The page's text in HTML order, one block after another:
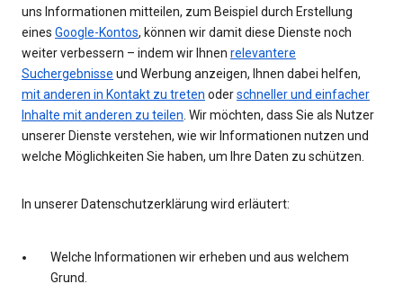
uns Informationen mitteilen, zum Beispiel durch Erstellung
eines Google-Kontos, können wir damit diese Dienste noch
weiter verbessern – indem wir Ihnen relevantere
Suchergebnisse und Werbung anzeigen, Ihnen dabei helfen,
mit anderen in Kontakt zu treten oderschneller und einfacher
Inhalte mit anderen zu teilen. Wir möchten, dass Sie als Nutzer
unserer Dienste verstehen, wie wir Informationen nutzen und
welche Möglichkeiten Sie haben, um Ihre Daten zu schützen.
In unserer Datenschutzerklärung wird erläutert:
Welche Informationen wir erheben und aus welchem
Grund.